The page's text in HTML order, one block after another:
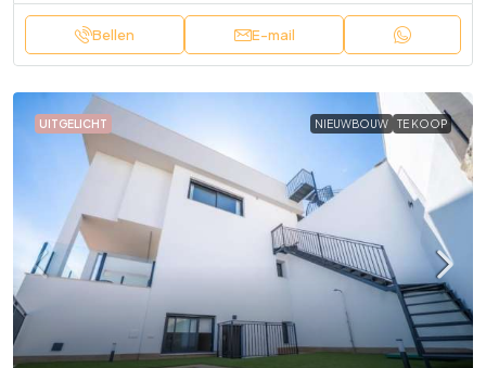
Bellen E-mail
UITGELICHT NIEUWBOUW TE KOOP